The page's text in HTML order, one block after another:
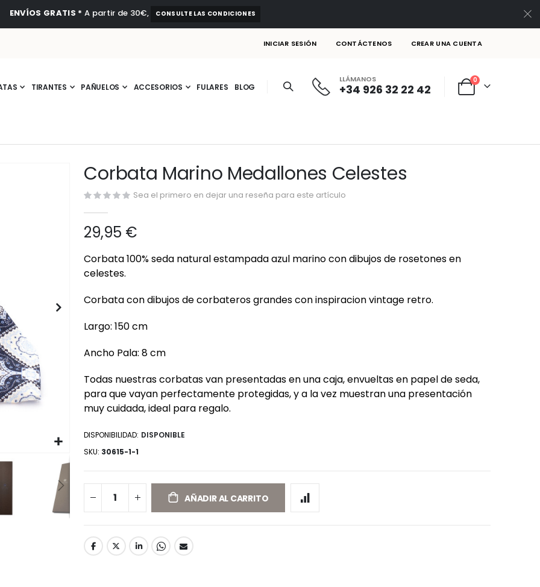
ENVÍOS GRATIS * A partir de 30€, CONSULTE LAS CONDICIONES
INICIAR SESIÓN CONTÁCTENOS CREAR UNA CUENTA
TIRANTES PAÑUELOS ACCESORIOS FULARES BLOG
LLÁMANOS
+34 926 32 22 42 Cart
0artículos
Corbata Marino Medallones Celestes
Sea el primero en dejar una reseña para este artículo
29,95 €
Corbata 100% seda natural estampada azul marino con dibujos de rosetones en
celestes.
Corbata con dibujos de corbateros grandes con inspiracion vintage retro.
Largo: 150 cm
Ancho Pala: 8 cm
Todas nuestras corbatas van presentadas en una caja, envueltas en papel de seda,
para que vayan perfectamente protegidas, y a la vez muestran una presentación
muy cuidada, ideal para regalo.
DISPONIBILIDAD: DISPONIBLE
SKU 30615-1-1
AÑADIR AL CARRITO